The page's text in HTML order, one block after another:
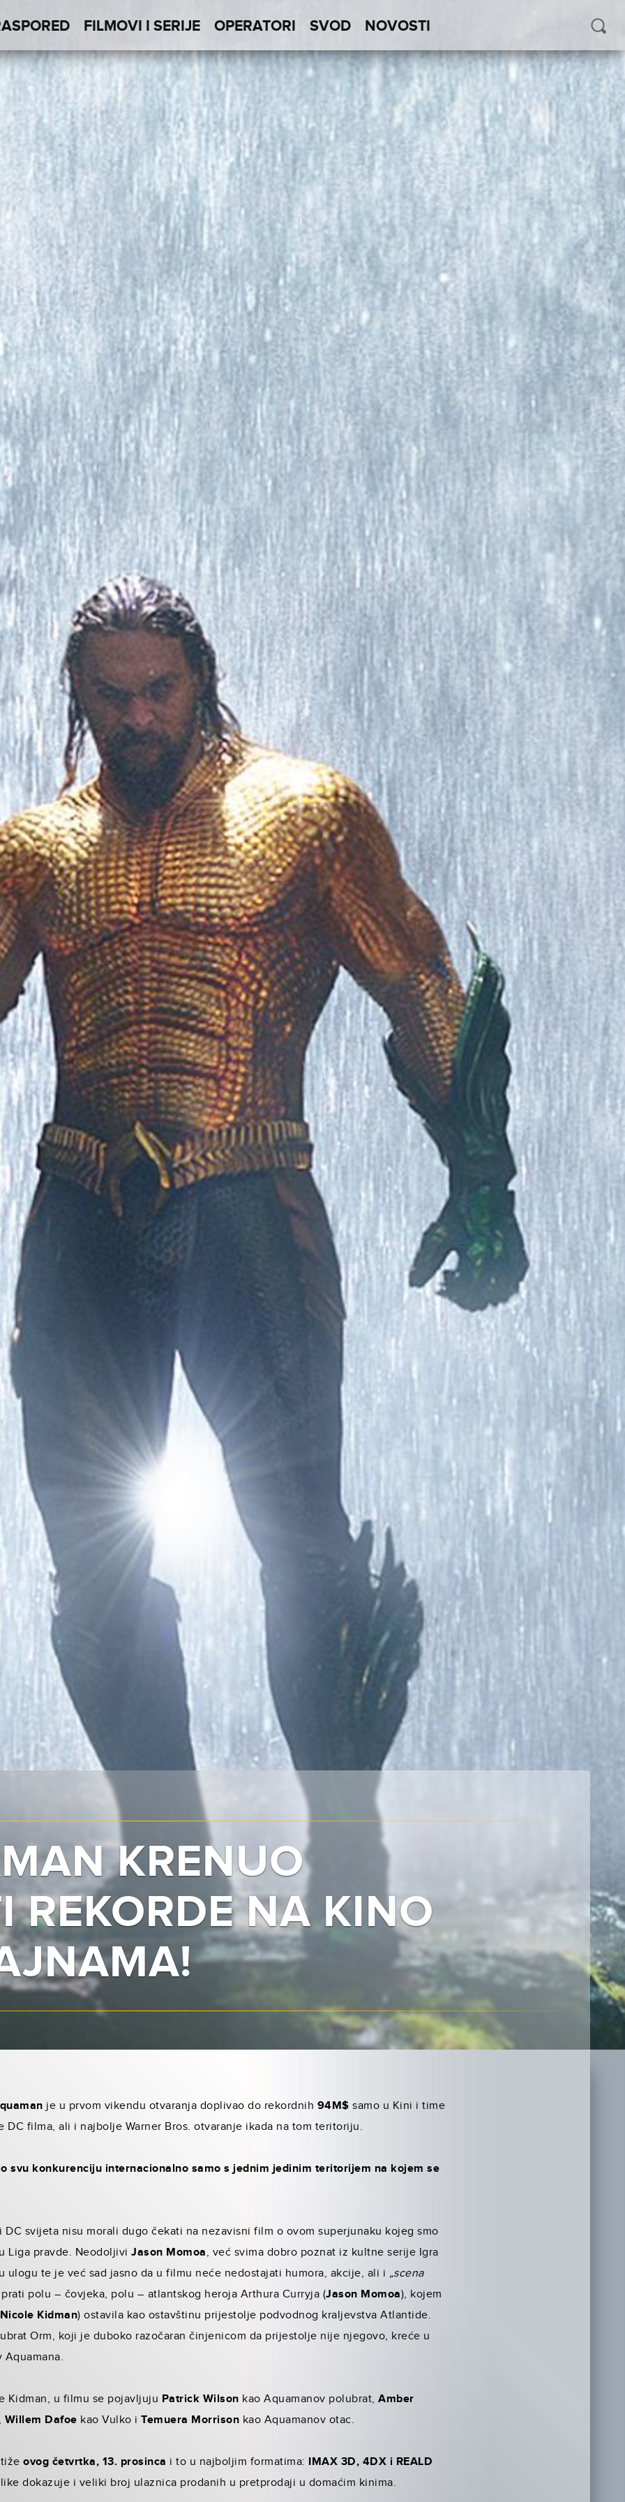
FILMOVI I SERIJE OPERATORI SVOD NOVOSTI
KRENUO
REKORDE NA KINO
je u prvom vikendu otvaranja doplivao do rekordnih 94M$ samo u Kini i time
DC filma, ali i najbolje Warner Bros. otvaranje ikada na tom teritoriju.
svu konkurenciju internacionalno samo s jednim jedinim teritorijem na kojem se
svijeta nisu morali dugo čekati na nezavisni film o ovom superjunaku kojeg smo
Liga pravde. NeodoljiviJason Momoa, već svima dobro poznat iz kultne serije Igra
ulogu te je već sad jasno da u filmu neće nedostajati humora, akcije, ali i „scena
polu – čovjeka, polu – atlantskog heroja Arthura Curryja (Jason Momoa), kojem
Nicole Kidman) ostavila kao ostavštinu prijestolje podvodnog kraljevstva Atlantide.
Orm, koji je duboko razočaran činjenicom da prijestolje nije njegovo, kreće u
Kidman, u filmu se pojavljuju Patrick Wilson kao Aquamanov polubrat,Amber
Willem Dafoe kao Vulko iTemuera Morrison kao Aquamanov otac.
ovog četvrtka, 13. prosinca i to u najboljim formatima: IMAX 3D, 4DX i REALD
dokazuje i veliki broj ulaznica prodanih u pretprodaji u domaćim kinima.